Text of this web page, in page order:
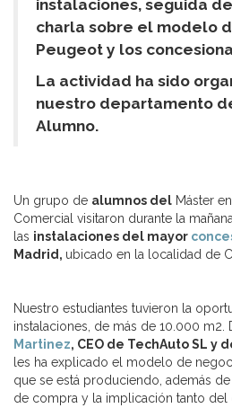
instalaciones, seguida
charla sobre el modelo
Peugeot y los
La actividad ha sido
nuestro departamento
Alumno.
Un grupo de alumnos del Máster
Comercial visitaron durante la
las instalaciones del mayor
Madrid, ubicado en la localidad de
Nuestro estudiantes tuvieron la
instalaciones, de más de 10.000 m2.
Martinez, CEO de TechAuto SL y
les ha explicado el modelo de
que se está produciendo, además
de compra y la implicación tanto del